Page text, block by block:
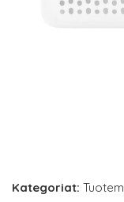
Kategoriat: